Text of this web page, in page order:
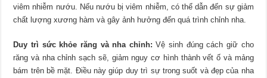
viêm nhiễm nướu. Nếu nướu bị viêm nhiễm, có thể dẫn đến sự giảm
chất lượng xương hàm và gây ảnh hưởng đến quá trình chỉnh nha.
Duy trì sức khỏe răng và nha chỉnh: Vệ sinh đúng cách giữ cho
răng và nha chỉnh sạch sẽ, giảm nguy cơ hình thành vết ố và mảng
bám trên bề mặt. Điều này giúp duy trì sự trong suốt và đẹp của nha